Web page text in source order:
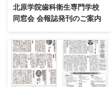
北原学院歯科衛生専門学校
同窓会 会報誌発刊のご案内